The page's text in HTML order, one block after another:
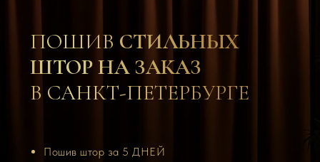
ПОШИВ СТИЛЬНЫХ
ШТОР НА ЗАКАЗ
В САНКТ-ПЕТЕРБУРГЕ
Пошив штор за 5 ДНЕЙ